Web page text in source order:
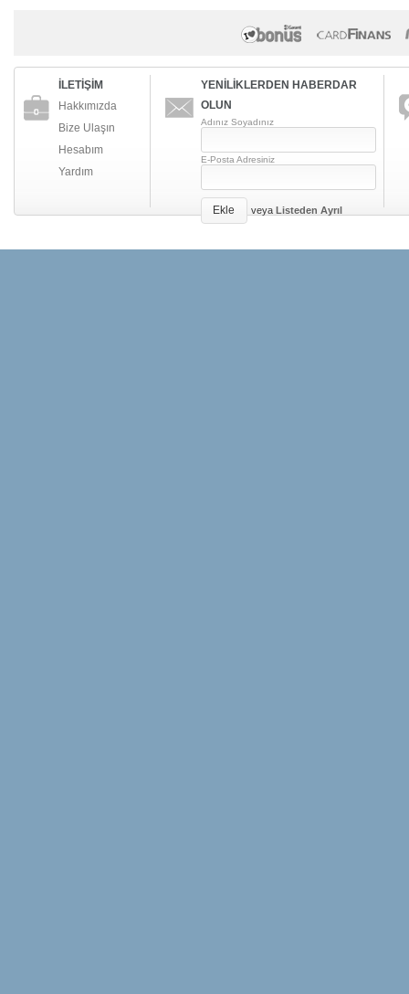
İLETİŞİM
Hakkımızda
Bize Ulaşın
Hesabım
Yardım
YENİLİKLERDEN HABERDAR
OLUN
Adınız Soyadınız
E-Posta Adresiniz
Ekle veya Listeden Ayrıl